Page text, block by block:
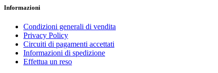
Informazioni
Condizioni generali di vendita
Privacy Policy
Circuiti di pagamenti accettati
Informazioni di spedizione
Effettua un reso